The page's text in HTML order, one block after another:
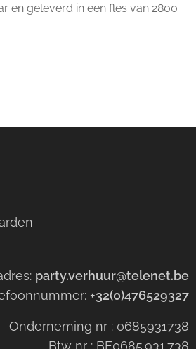
en geleverd in een fles van 2800
party.verhuur@telenet.be
+32(0)476529327
Onderneming nr : 0685931738
Btw nr : BE0685.931.738